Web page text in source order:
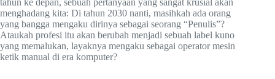
tahun ke depan, sebuah pertanyaan yang sangat krusial akan
menghadang kita: Di tahun 2030 nanti, masihkah ada orang
yang bangga mengaku dirinya sebagai seorang “Penulis”?
Ataukah profesi itu akan berubah menjadi sebuah label kuno
yang memalukan, layaknya mengaku sebagai operator mesin
ketik manual di era komputer?